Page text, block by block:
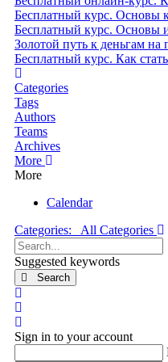
Бесплатный курс. Основы
Бесплатный курс. Основы
Золотой путь к деньгам на
Бесплатный курс. Как
Categories
Tags
Authors
Teams
Archives
More
More
Calendar
Categories:
All Categories
Search...
Suggested keywords
Search
Sign in to your account